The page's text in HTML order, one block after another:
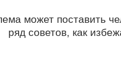
может поставить
ряд советов, как